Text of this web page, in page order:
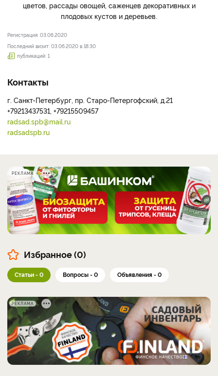
цветов, рассады овощей, саженцев декоративных и
плодовых кустов и деревьев.
Регистрация: 03.06.2020
Последний визит: 03.06.2020 в 18:30
публикаций: 1
Контакты
г. Санкт-Петербург, пр. Старо-Петергофский, д.21
+79213437531, +79215509457
radsad.spb@mail.ru
radsadspb.ru
РЕКЛАМА
Избранное (0)
Статьи - 0 Вопросы - 0 Объявления - 0
РЕКЛАМА